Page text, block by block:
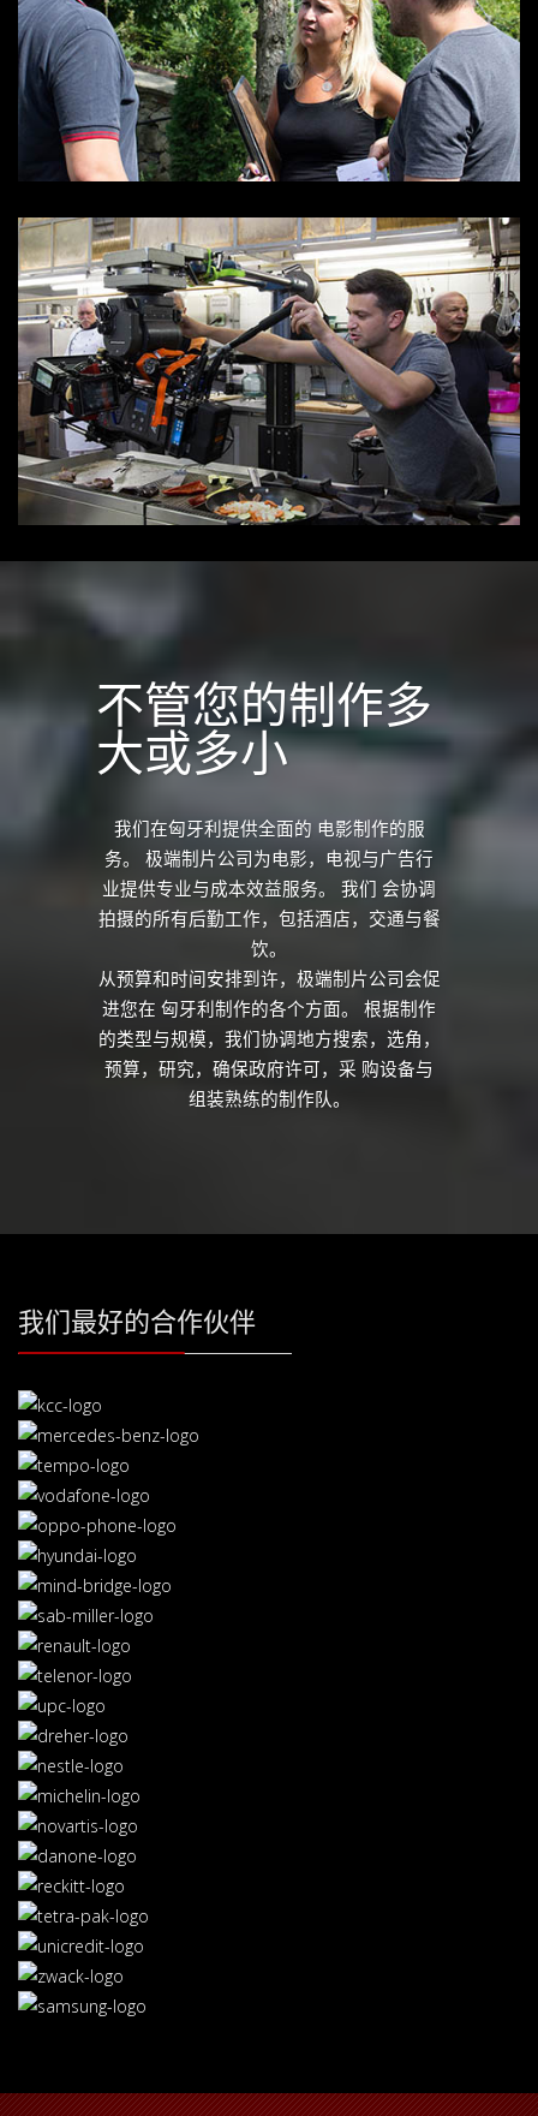
不管您的制作多
大或多小
我们在匈牙利提供全面的 电影制作的服
务。 极端制片公司为电影，电视与广告行
业提供专业与成本效益服务。 我们 会协调
拍摄的所有后勤工作，包括酒店，交通与餐
饮。
从预算和时间安排到许，极端制片公司会促
进您在 匈牙利制作的各个方面。 根据制作
的类型与规模，我们协调地方搜索，选角，
预算，研究，确保政府许可，采 购设备与
组装熟练的制作队。
我们最好的合作伙伴